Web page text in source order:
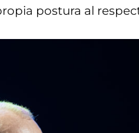
postura al